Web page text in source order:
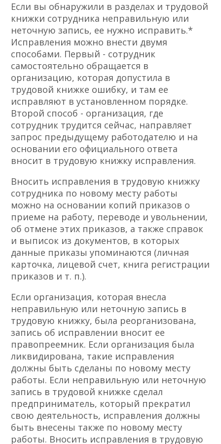
Если вы обнаружили в разделах и трудовой
книжки сотрудника неправильную или
неточную запись, ее нужно исправить.*
Исправления можно внести двумя
способами. Первый - сотрудник
самостоятельно обращается в
организацию, которая допустила в
трудовой книжке ошибку, и там ее
исправляют в установленном порядке.
Второй способ - организация, где
сотрудник трудится сейчас, направляет
запрос предыдущему работодателю и на
основании его официального ответа
вносит в трудовую книжку исправления.
Вносить исправления в трудовую книжку
сотрудника по новому месту работы
можно на основании копий приказов о
приеме на работу, переводе и увольнении,
об отмене этих приказов, а также справок
и выписок из документов, в которых
данные приказы упоминаются (личная
карточка, лицевой счет, книга регистрации
приказов и т. п.).
Если организация, которая внесла
неправильную или неточную запись в
трудовую книжку, была реорганизована,
запись об исправлении вносит ее
правопреемник. Если организация была
ликвидирована, такие исправления
должны быть сделаны по новому месту
работы. Если неправильную или неточную
запись в трудовой книжке сделал
предприниматель, который прекратил
свою деятельность, исправления должны
быть внесены также по новому месту
работы. Вносить исправления в трудовую